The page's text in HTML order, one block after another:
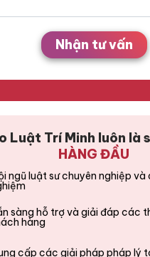
Nhận tư vấn
Luật Trí Minh luôn là
HÀNG ĐẦU
ngũ luật sư chuyên nghiệp và
sàng hỗ trợ và giải đáp các
hàng
cấp các giải pháp pháp lý